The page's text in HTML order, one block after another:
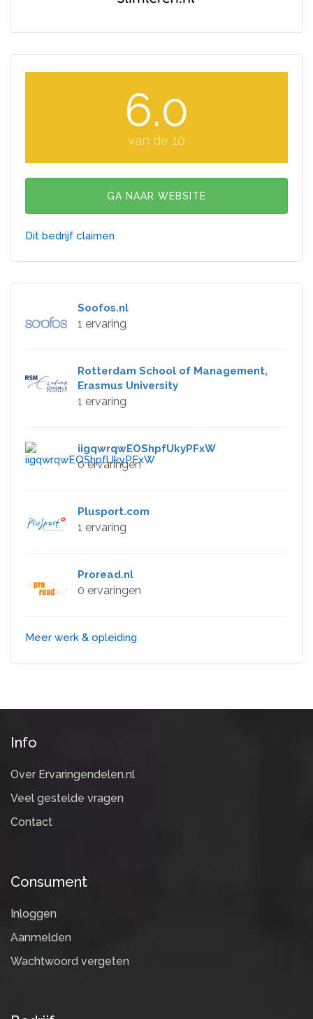
6.0
van de 10
GA NAAR WEBSITE
Dit bedrijf claimen
Soofos.nl
1 ervaring
Rotterdam School of Management,
Erasmus University
1 ervaring
iigqwrqwEOShpfUkyPFxW
0 ervaringen
Plusport.com
1 ervaring
Proread.nl
0 ervaringen
Meer werk & opleiding
Info
Over Ervaringendelen.nl
Veel gestelde vragen
Contact
Consument
Inloggen
Aanmelden
Wachtwoord vergeten